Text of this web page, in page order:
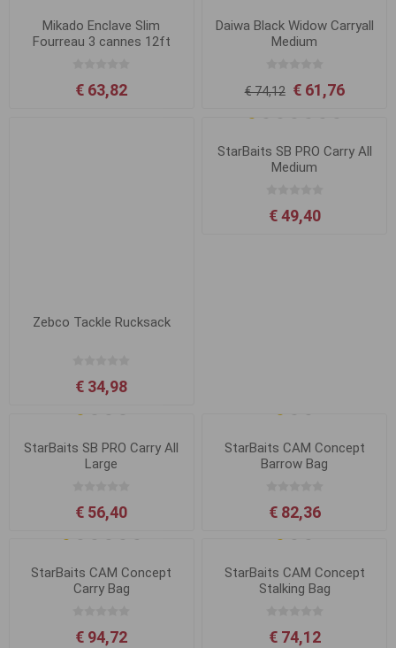
Mikado Enclave Slim
Fourreau 3 cannes 12ft
€ 63,82
Daiwa Black Widow Carryall
Medium
€ 74,12 € 61,76
Zebco Tackle Rucksack
€ 34,98
StarBaits SB PRO Carry All
Medium
€ 49,40
StarBaits SB PRO Carry All
Large
€ 56,40
StarBaits CAM Concept
Barrow Bag
€ 82,36
StarBaits CAM Concept
Carry Bag
€ 94,72
StarBaits CAM Concept
Stalking Bag
€ 74,12